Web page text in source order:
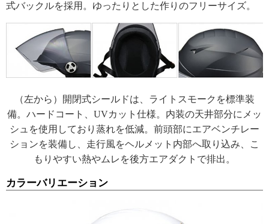
式バックルを採用。ゆったりとした作りのフリーサイズ。
（左から）開閉式シールドは、ライトスモークを標準装
備。ハードコート、UVカット仕様。内装の天井部分にメッ
シュを使用しており蒸れを低減。前頭部にエアベンチレー
ションを装備し、走行風をヘルメット内部へ取り込み、こ
もりやすい熱やムレを後方エアダクトで排出。
カラーバリエーション